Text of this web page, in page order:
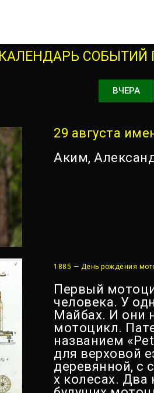
КАЛЕНДАРЬ СОБЫТИЙ
ВЧЕРА
29 августа
Аким,
1885 — День рождения
Первый
человека. У
Майбах. И они
мотоцикл.
названием
для верховой
деревянной, с
х колесах. Два